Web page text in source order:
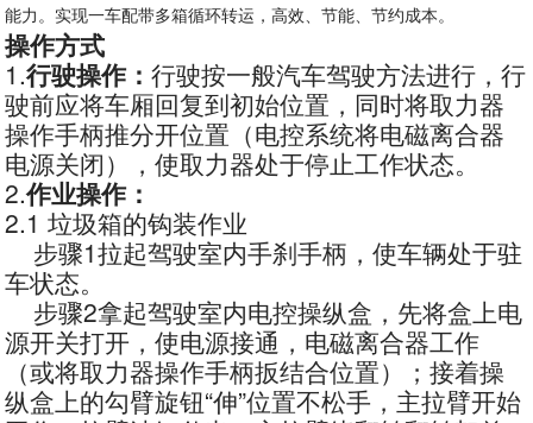
能力。实现一车配带多箱循环转运，高效、节能、节约成本。
操作方式
1.行驶操作：行驶按一般汽车驾驶方法进行，行
驶前应将车厢回复到初始位置，同时将取力器
操作手柄推分开位置（电控系统将电磁离合器
电源关闭），使取力器处于停止工作状态。
2.作业操作：
2.1 垃圾箱的钩装作业
步骤1拉起驾驶室内手刹手柄，使车辆处于驻
车状态。
步骤2拿起驾驶室内电控操纵盒，先将盒上电
源开关打开，使电源接通，电磁离合器工作
（或将取力器操作手柄扳结合位置）；接着操
纵盒上的勾臂旋钮“伸”位置不松手，主拉臂开始